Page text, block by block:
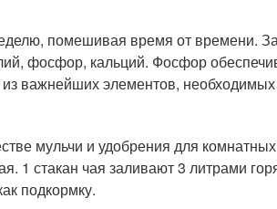
помешивая время от времени.
фосфор, кальций. Фосфор
важнейших элементов,
мульчи и удобрения для
1 стакан чая заливают 3 литрами
подкормку.